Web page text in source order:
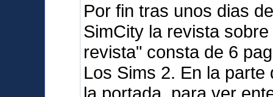
Por fin tras unos dias
SimCity la revista
revista" consta de 6
Los Sims 2. En la